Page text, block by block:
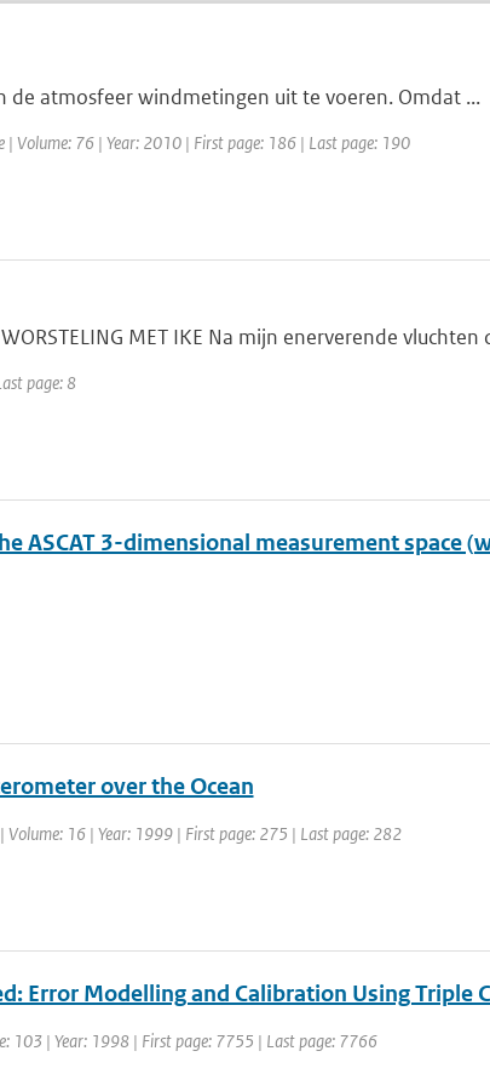
atmosfeer windmetingen uit te voeren. Omdat ...
Volume: 76 | Year: 2010 | First page: 186 | Last page: 190
WORSTELING MET IKE Na mijn enerverende
page: 8
ASCAT 3-dimensional measurement space
over the Ocean
Volume: 16 | Year: 1999 | First page: 275 | Last page: 282
Error Modelling and Calibration Using Triple
103 | Year: 1998 | First page: 7755 | Last page: 7766